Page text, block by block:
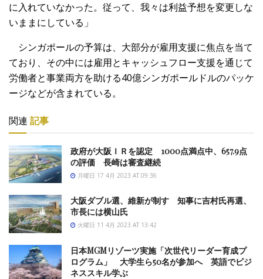
に入れていなかった。従って、我々は利益予想を変更しな
いままにしている」
シンガポールの予算は、大部分が雇用支援に焦点を当て
ており、その中には雇用とキャッシュフロー支援を通じて
労働者と事業両方を助ける40億シンガポールドルのパッケ
ージなどが含まれている。
関連 記事
政府が大阪ＩＲを認定 1000点満点中、657.9点
の評価 長崎は審査継続
月曜日 17 4月 2023 AT 09:36
大阪ダブル選、維新が制す 知事に吉村氏再選、
市長には横山氏
火曜日 11 4月 2023 AT 13:42
日本MGMリゾーツ実施「次世代リーダー育成プ
ログラム」 大学生ら50名が参加へ 英語でビジ
ネススキル学ぶ